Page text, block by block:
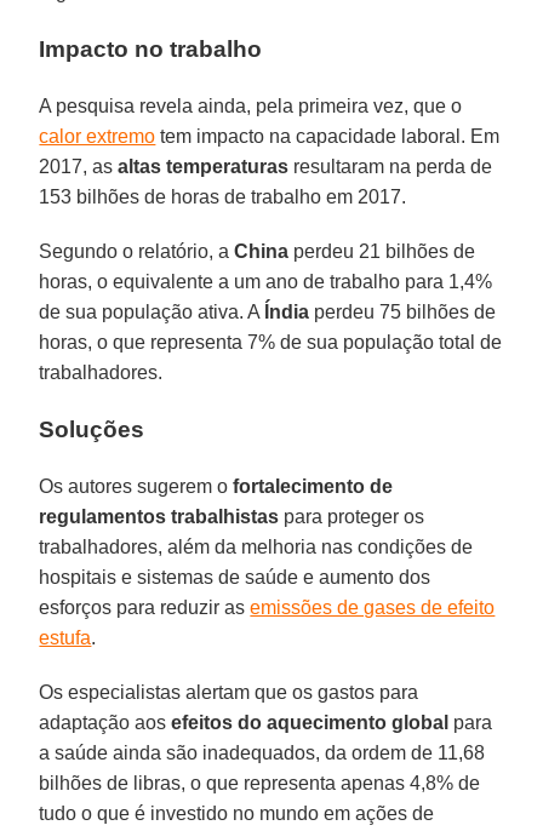
Impacto no trabalho
A pesquisa revela ainda, pela primeira vez, que o
calor extremo tem impacto na capacidade laboral. Em
2017, asaltas temperaturas resultaram na perda de
153 bilhões de horas de trabalho em 2017.
Segundo o relatório, aChina perdeu 21 bilhões de
horas, o equivalente a um ano de trabalho para 1,4%
de sua população ativa. A Índia perdeu 75 bilhões de
horas, o que representa 7% de sua população total de
trabalhadores.
Soluções
Os autores sugerem ofortalecimento de
regulamentos trabalhistas para proteger os
trabalhadores, além da melhoria nas condições de
hospitais e sistemas de saúde e aumento dos
esforços para reduzir asemissões de gases de efeito
estufa.
Os especialistas alertam que os gastos para
adaptação aosefeitos do aquecimento global para
a saúde ainda são inadequados, da ordem de 11,68
bilhões de libras, o que representa apenas 4,8% de
tudo o que é investido no mundo em ações de